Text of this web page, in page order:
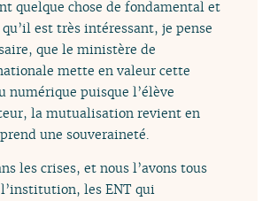
quelque chose de fondamental et
qu’il est très intéressant, je pense
que le ministère de
mette en valeur cette
numérique puisque l’élève
la mutualisation revient en
une souveraineté.
les crises, et nous l’avons tous
les ENT qui